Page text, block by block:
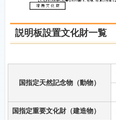
説明板設置文化財一覧
国指定天然記念物（動物）
国指定重要文化財（建造物）